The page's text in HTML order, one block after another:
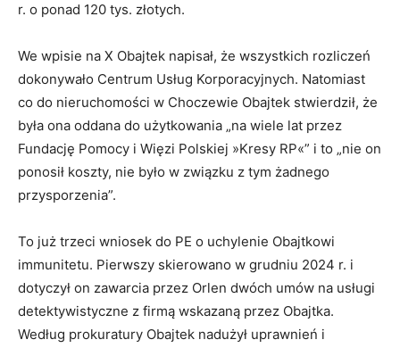
r. o ponad 120 tys. złotych.
We wpisie na X Obajtek napisał, że wszystkich rozliczeń
dokonywało Centrum Usług Korporacyjnych. Natomiast
co do nieruchomości w Choczewie Obajtek stwierdził, że
była ona oddana do użytkowania „na wiele lat przez
Fundację Pomocy i Więzi Polskiej »Kresy RP«” i to „nie on
ponosił koszty, nie było w związku z tym żadnego
przysporzenia”.
To już trzeci wniosek do PE o uchylenie Obajtkowi
immunitetu. Pierwszy skierowano w grudniu 2024 r. i
dotyczył on zawarcia przez Orlen dwóch umów na usługi
detektywistyczne z firmą wskazaną przez Obajtka.
Według prokuratury Obajtek nadużył uprawnień i